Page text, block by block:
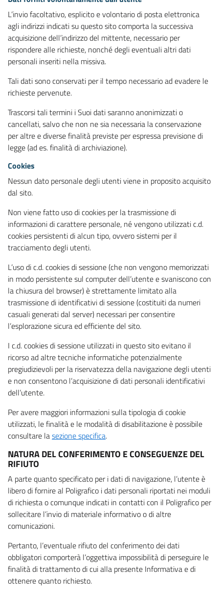
L’invio facoltativo, esplicito e volontario di posta elettronica
agli indirizzi indicati su questo sito comporta la successiva
acquisizione dell’indirizzo del mittente, necessario per
rispondere alle richieste, nonché degli eventuali altri dati
personali inseriti nella missiva.
Tali dati sono conservati per il tempo necessario ad evadere le
richieste pervenute.
Trascorsi tali termini i Suoi dati saranno anonimizzati o
cancellati, salvo che non ne sia necessaria la conservazione
per altre e diverse finalità previste per espressa previsione di
legge (ad es. finalità di archiviazione).
Cookies
Nessun dato personale degli utenti viene in proposito acquisito
dal sito.
Non viene fatto uso di cookies per la trasmissione di
informazioni di carattere personale, né vengono utilizzati c.d.
cookies persistenti di alcun tipo, ovvero sistemi per il
tracciamento degli utenti.
L’uso di c.d. cookies di sessione (che non vengono memorizzati
in modo persistente sul computer dell’utente e svaniscono con
la chiusura del browser) è strettamente limitato alla
trasmissione di identificativi di sessione (costituiti da numeri
casuali generati dal server) necessari per consentire
l’esplorazione sicura ed efficiente del sito.
I c.d. cookies di sessione utilizzati in questo sito evitano il
ricorso ad altre tecniche informatiche potenzialmente
pregiudizievoli per la riservatezza della navigazione degli utenti
e non consentono l’acquisizione di dati personali identificativi
dell’utente.
Per avere maggiori informazioni sulla tipologia di cookie
utilizzati, le finalità e le modalità di disabilitazione è possibile
consultare lasezione specifica.
NATURA DEL CONFERIMENTO E CONSEGUENZE DEL
RIFIUTO
A parte quanto specificato per i dati di navigazione, l’utente è
libero di fornire al Poligrafico i dati personali riportati nei moduli
di richiesta o comunque indicati in contatti con il Poligrafico per
sollecitare l’invio di materiale informativo o di altre
comunicazioni.
Pertanto, l’eventuale rifiuto del conferimento dei dati
obbligatori comporterà l’oggettiva impossibilità di perseguire le
finalità di trattamento di cui alla presente Informativa e di
ottenere quanto richiesto.